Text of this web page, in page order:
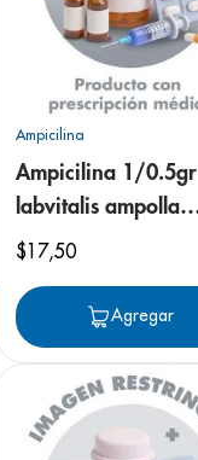
Agregar
Ampicilina
Ampicilina 1/0.5gr
labvitalis ampolla
inyectable
$17,50
Agregar